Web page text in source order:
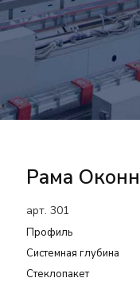
Рама
арт. 301
Профиль
Системная глубина
Cтеклопакет